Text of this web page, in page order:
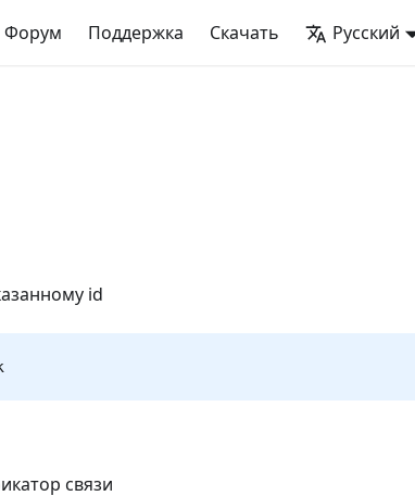
Форум Поддержка Скачать Русский
id
связи